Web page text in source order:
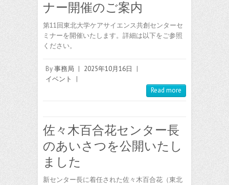
ナー開催のご案内
第11回東北大学ケアサイエンス共創センターセ
ミナーを開催いたします。詳細は以下をご参照
ください。
By事務局 | 2025年10月16日
|
イベント
|
Read more
佐々木百合花センター長
のあいさつを公開いたし
ました
新センター長に着任された佐々木百合花（東北